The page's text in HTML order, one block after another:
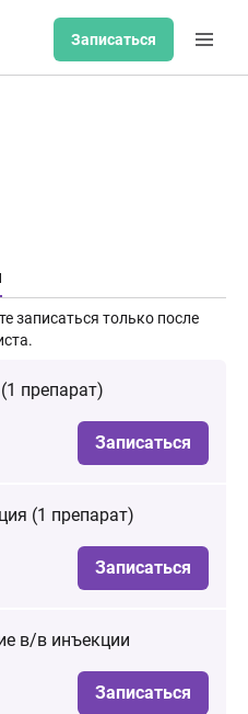
Записаться
записаться только после
препарат)
Записаться
(1 препарат)
Записаться
в/в инъекции
Записаться